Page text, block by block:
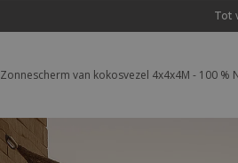
Tot
Zonnescherm van kokosvezel 4x4x4M - 100 %